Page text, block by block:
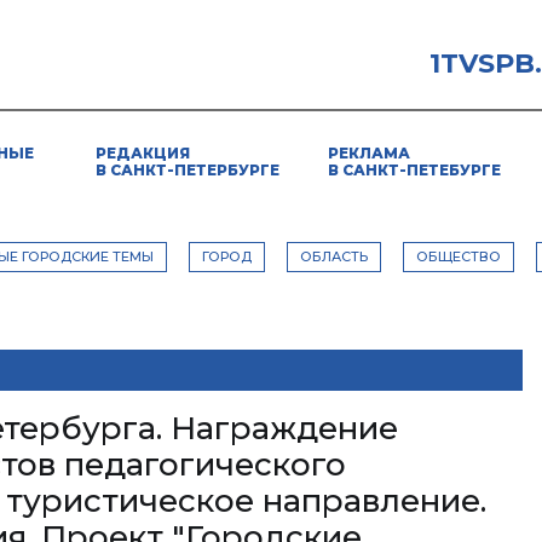
РЕДАКЦИЯ
В САНКТ-ПЕТЕРБУРГЕ
РЕКЛАМА
В САНКТ-ПЕТЕБУРГЕ
ГОРОДСКИЕ ТЕМЫ ГОРОД ОБЛАСТЬ ОБЩЕСТВО
Награждение
педагогического
направление.